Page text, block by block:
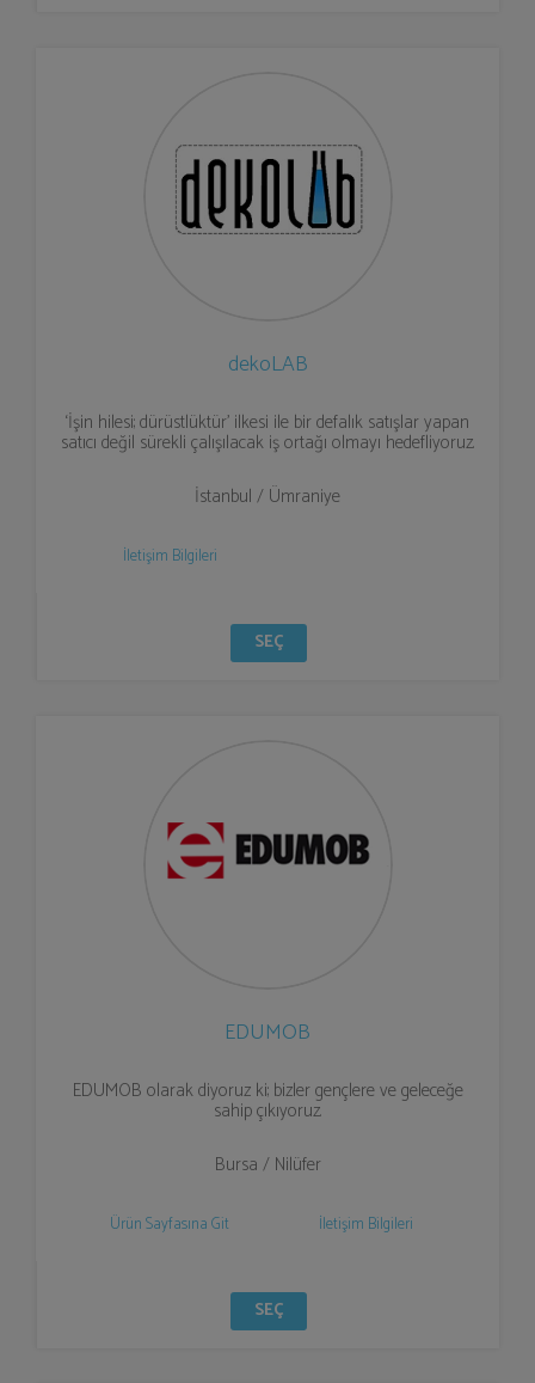
dekoLAB
‘İşin hilesi; dürüstlüktür’ ilkesi ile bir defalık satışlar yapan
satıcı değil sürekli çalışılacak iş ortağı olmayı hedefliyoruz.
İstanbul / Ümraniye
İletişim Bilgileri
SEÇ
EDUMOB
EDUMOB olarak diyoruz ki; bizler gençlere ve geleceğe
sahip çıkıyoruz.
Bursa / Nilüfer
Ürün Sayfasına Git İletişim Bilgileri
SEÇ